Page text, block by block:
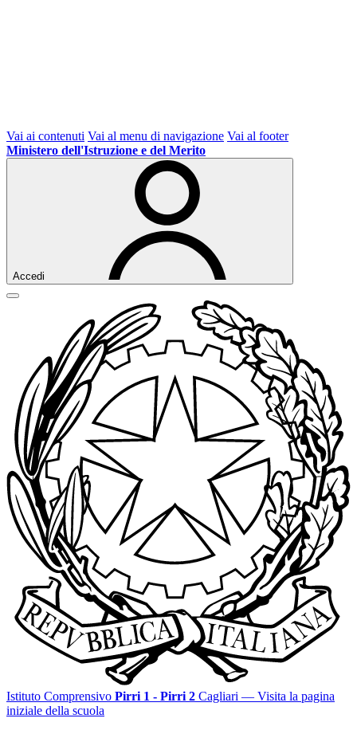
Vai ai contenuti Vai al menu di navigazione Vai al footer
Ministero dell'Istruzione e del Merito
Accedi
Istituto Comprensivo Pirri 1 - Pirri 2 Cagliari — Visita la pagina
iniziale della scuola